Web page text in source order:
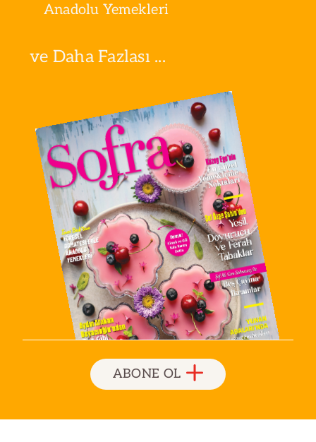
Anadolu Yemekleri
ve Daha Fazlası ...
ABONE OL